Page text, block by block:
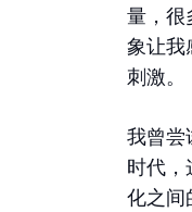
量，很
象让我
刺激。
我曾尝
时代，
化之间